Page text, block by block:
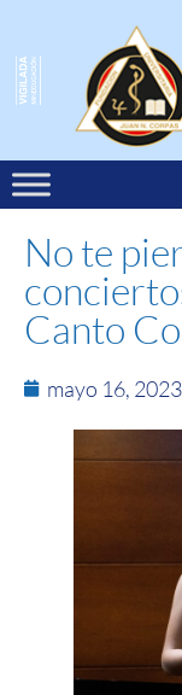
No te
Canto
mayo 16, 2023